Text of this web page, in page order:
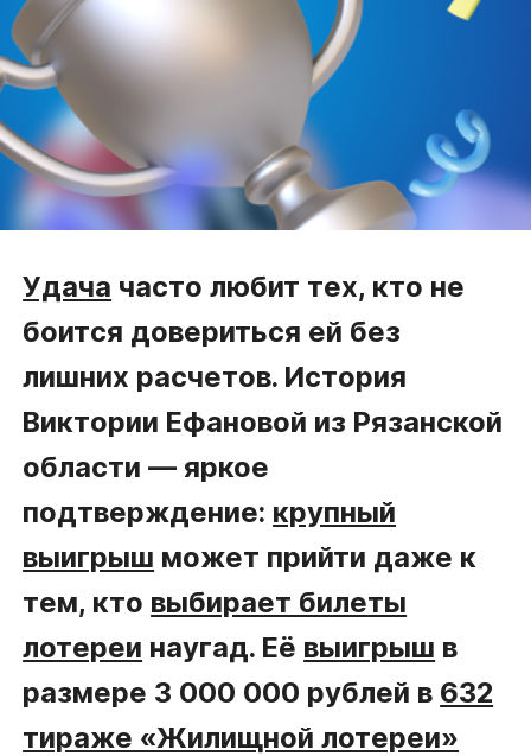
Удача часто любит тех, кто не
боится довериться ей без
лишних расчетов. История
Виктории Ефановой из Рязанской
области — яркое
подтверждение: крупный
выигрыш может прийти даже к
тем, кто выбирает билеты
лотереи наугад. Её выигрыш в
размере 3 000 000 рублей в 632
тираже «Жилищной лотереи»